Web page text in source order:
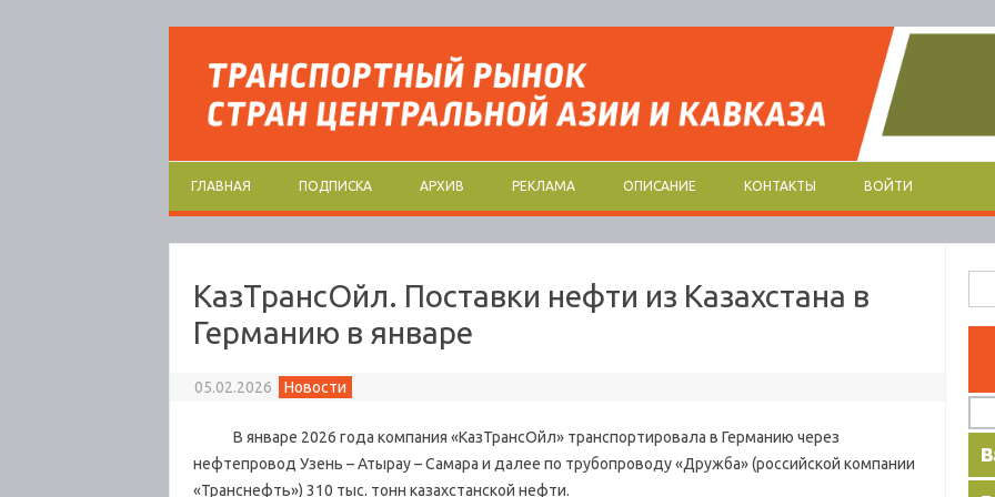
Перейти к содержимому
ГЛАВНАЯ ПОДПИСКА АРХИВ РЕКЛАМА ОПИСАНИЕ КОНТАКТЫ ВОЙТИ
КазТрансОйл. Поставки нефти из Казахстана в
Германию в январе
05.02.2026 Новости
В январе 2026 года компания «КазТрансОйл» транспортировала в Германию через
нефтепровод Узень – Атырау – Самара и далее по трубопроводу «Дружба» (российской компании
«Транснефть») 310 тыс. тонн казахстанской нефти.